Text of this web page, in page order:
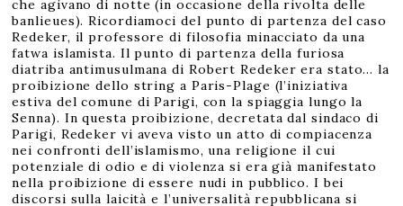
che agivano di notte (in occasione della rivolta delle
banlieues). Ricordiamoci del punto di partenza del caso
Redeker, il professore di filosofia minacciato da una
fatwa islamista. Il punto di partenza della furiosa
diatriba antimusulmana di Robert Redeker era stato… la
proibizione dello string a Paris-Plage (l’iniziativa
estiva del comune di Parigi, con la spiaggia lungo la
Senna). In questa proibizione, decretata dal sindaco di
Parigi, Redeker vi aveva visto un atto di compiacenza
nei confronti dell’islamismo, una religione il cui
potenziale di odio e di violenza si era già manifestato
nella proibizione di essere nudi in pubblico. I bei
discorsi sulla laicità e l’universalità repubblicana si